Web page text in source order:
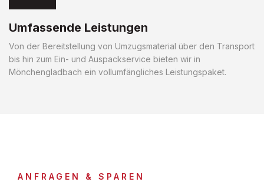
Umfassende Leistungen
Von der Bereitstellung von Umzugsmaterial über den Transport
bis hin zum Ein- und Auspackservice bieten wir in
Mönchengladbach ein vollumfängliches Leistungspaket.
ANFRAGEN & SPAREN